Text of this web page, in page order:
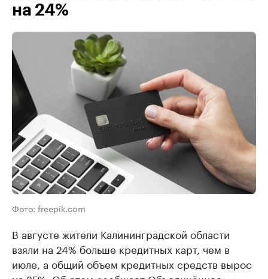
на 24%
Фото: freepik.com
В августе жители Калининградской области
взяли на 24% больше кредитных карт, чем в
июле, а общий объем кредитных средств вырос